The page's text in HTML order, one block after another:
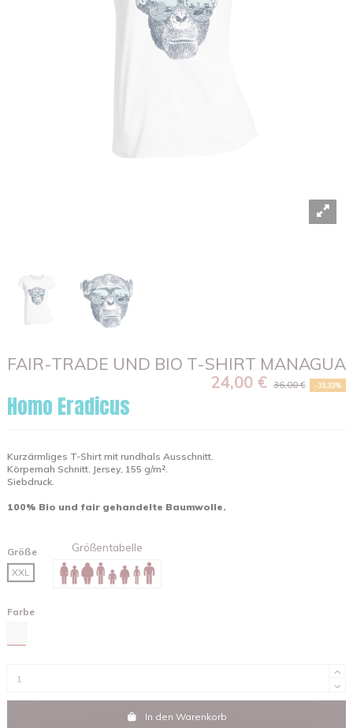
FAIR-TRADE UND BIO T-SHIRT MANAGUA
24,00 € 36,00 € -33,33%
Homo Eradicus
Kurzärmliges T-Shirt mit rundhals Ausschnitt.
Körpernah Schnitt. Jersey, 155 g/m².
Siebdruck.
100% Bio und fair gehandelte Baumwolle.
Größe
XXL
Größentabelle
Farbe
In den Warenkorb